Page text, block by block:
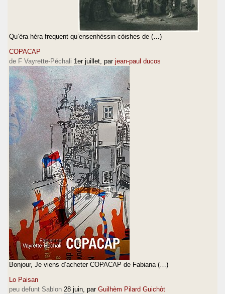
Qu’èra hèra frequent qu’ensenhèssin còishes de (…)
COPACAP
de F Vayrette-Péchali 1er juillet, par jean-paul ducos
Bonjour, Je viens d’acheter COPACAP de Fabiana (…)
Lo Paisan
peu defunt Sablon 28 juin, par Guilhèm Pilard Guichòt